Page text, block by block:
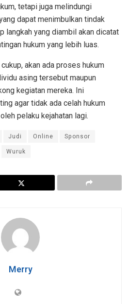
tetapi juga melindungi
dapat menimbulkan tindak
langkah yang diambil akan dicatat
hukum yang lebih luas.
akan ada proses hukum
asing tersebut maupun
kegiatan mereka. Ini
agar tidak ada celah hukum
pelaku kejahatan lagi.
Judi Online
Sponsor
Wuruk
Merry